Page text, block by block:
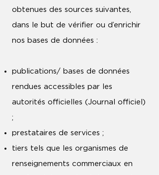
obtenues des sources suivantes,
dans le but de vérifier ou d’enrichir
nos bases de données :
publications/ bases de données
rendues accessibles par les
autorités officielles (Journal officiel)
;
prestataires de services ;
tiers tels que les organismes de
renseignements commerciaux en